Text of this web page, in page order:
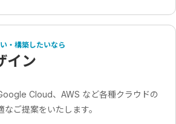
・構築したいなら
イン
Cloud、AWS など各種クラウドの
ご提案をいたします。